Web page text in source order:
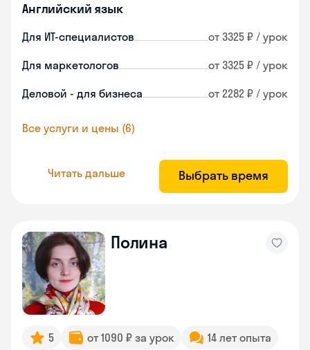
Английский язык
Для ИТ-специалистов от 3325 ₽ / урок
Для маркетологов от 3325 ₽ / урок
Деловой - для бизнеса от 2282 ₽ / урок
Все услуги и цены (6)
Читать дальше Выбрать время
Полина
5 от 1090 ₽ за урок
14 лет опыта